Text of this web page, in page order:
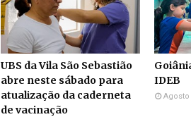
UBS da Vila São Sebastião
abre neste sábado para
atualização da caderneta
de vacinação
IDEB
Agosto